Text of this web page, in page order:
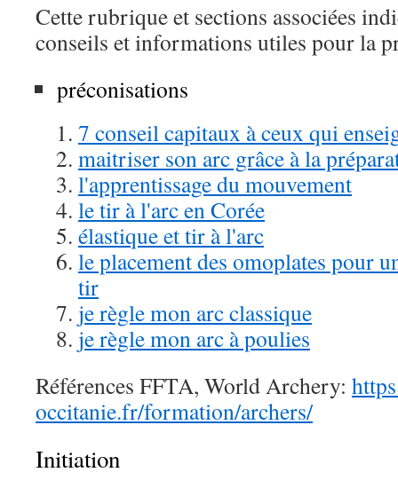
Cette rubrique et sections associées
conseils et informations utiles pour la
préconisations
7 conseil capitaux à ceux qui
maitriser son arc grâce à la
l'apprentissage du mouvement
le tir à l'arc en Corée
élastique et tir à l'arc
le placement des omoplates pour
tir
je règle mon arc classique
je règle mon arc à poulies
Références FFTA, World Archery:
occitanie.fr/formation/archers/
Initiation